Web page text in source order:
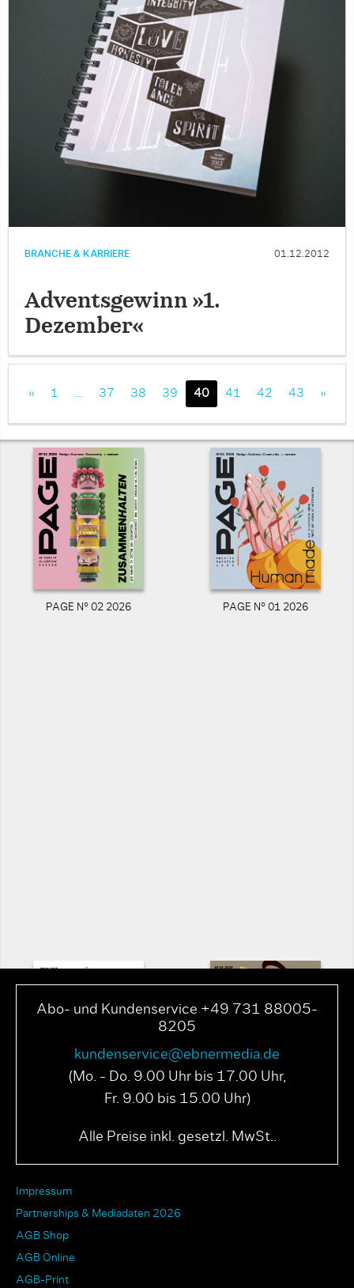
BRANCHE & KARRIERE 01.12.2012
Adventsgewinn »1.
Dezember«
« 1 … 37 38 39 40 41 42 43 »
PAGE N° 02 2026 PAGE N° 01 2026
Abo- und Kundenservice +49 731 88005-
8205
kundenservice@ebnermedia.de
(Mo. - Do. 9.00 Uhr bis 17.00 Uhr,
Fr. 9.00 bis 15.00 Uhr)
Alle Preise inkl. gesetzl. MwSt..
Impressum
Partnerships & Mediadaten 2026
AGB Shop
AGB Online
AGB-Print